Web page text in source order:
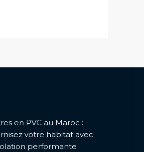
en PVC au Maroc :
votre habitat avec
performante